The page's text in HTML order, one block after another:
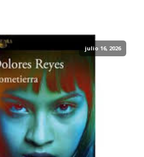
julio 16, 2026